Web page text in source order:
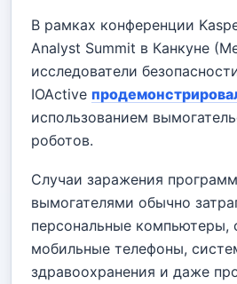
В рамках конференции
Analyst Summit в Канкуне
исследователи
IOActive
использованием
роботов.
Случаи заражения
вымогателями обычно
персональные компьютеры,
мобильные телефоны,
здравоохранения и даже